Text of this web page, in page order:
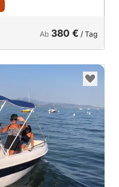
Ab 380 € / Tag